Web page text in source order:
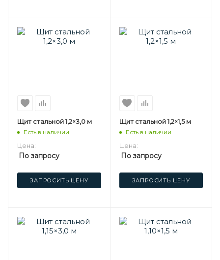
Щит стальной 1,2×3,0 м
Есть в наличии
Цена:
По запросу
ЗАПРОСИТЬ ЦЕНУ
Щит стальной 1,2×1,5 м
Есть в наличии
Цена:
По запросу
ЗАПРОСИТЬ ЦЕНУ